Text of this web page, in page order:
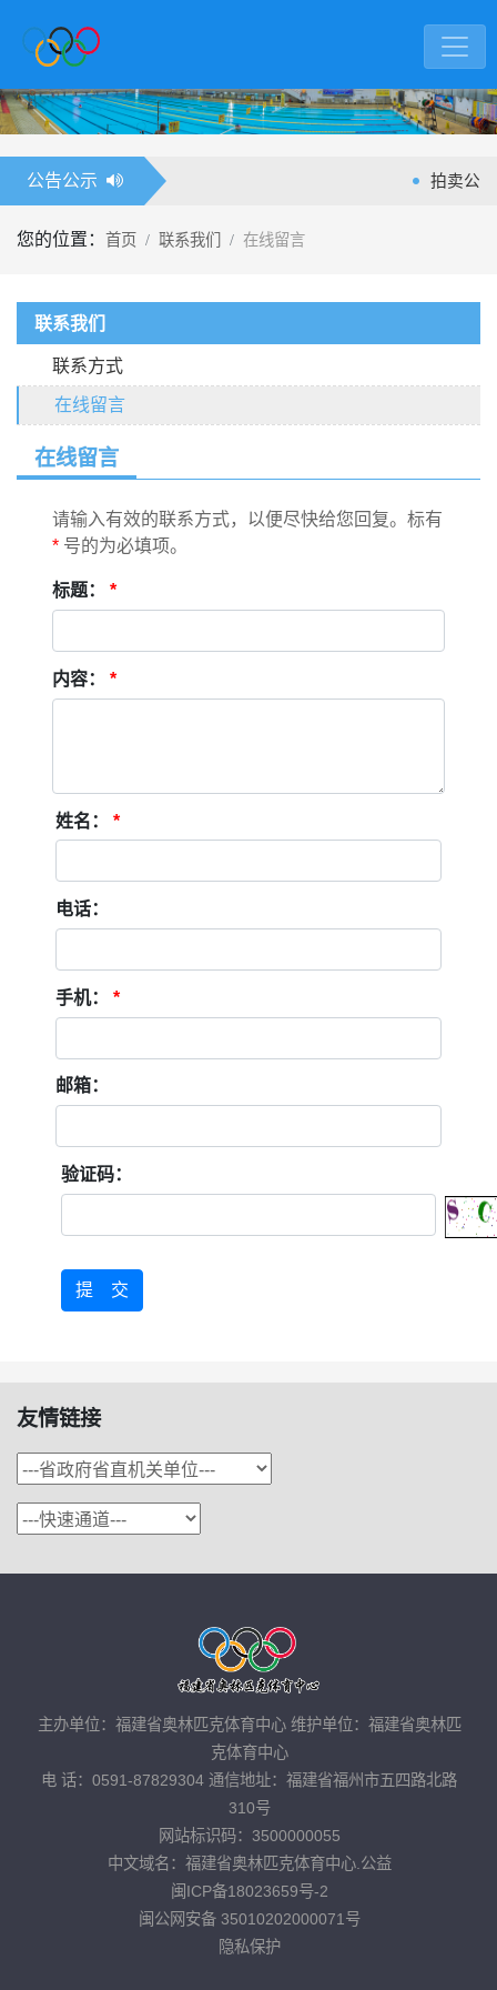
公告公示拍卖公告 拍卖公告
您的位置： 首页 联系我们 在线留言
联系我们
联系方式
在线留言
在线留言
请输入有效的联系方式，以便尽快给您回复。标有
* 号的为必填项。
标题： *
内容： *
姓名： *
电话：
手机： *
邮箱：
验证码：
提 交
友情链接
主办单位：福建省奥林匹克体育中心 维护单位：福建省奥林匹
克体育中心
电 话：0591-87829304 通信地址：福建省福州市五四路北路
310号
网站标识码：3500000055
中文域名：福建省奥林匹克体育中心.公益
闽ICP备18023659号-2
闽公网安备 35010202000071号
隐私保护